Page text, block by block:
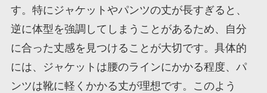
す。特にジャケットやパンツの丈が長すぎると、
逆に体型を強調してしまうことがあるため、自分
に合った丈感を見つけることが大切です。具体的
には、ジャケットは腰のラインにかかる程度、パ
ンツは靴に軽くかかる丈が理想です。このよう